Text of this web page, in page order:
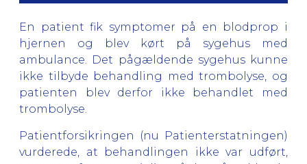
En patient fik symptomer på en blodprop i
hjernen og blev kørt på sygehus med
ambulance. Det pågældende sygehus kunne
ikke tilbyde behandling med trombolyse, og
patienten blev derfor ikke behandlet med
trombolyse.
Patientforsikringen (nu Patienterstatningen)
vurderede, at behandlingen ikke var udført,